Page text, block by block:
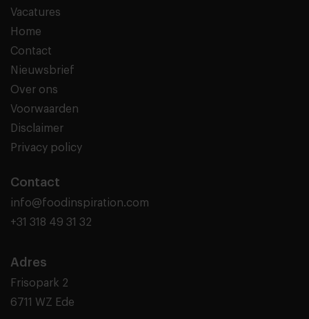
Vacatures
Home
Contact
Nieuwsbrief
Over ons
Voorwaarden
Disclaimer
Privacy policy
Contact
info@foodinspiration.com
+31 318 49 31 32
Adres
Frisopark 2
6711 WZ Ede